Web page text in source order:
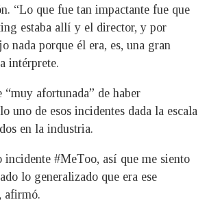
“Lo que fue tan impactante fue que
estaba allí y el director, y por
nada porque él era, es, una gran
intérprete.
afortunada” de haber
uno de esos incidentes dada la escala
en la industria.
incidente #MeToo, así que me siento
lo generalizado que era ese
afirmó.